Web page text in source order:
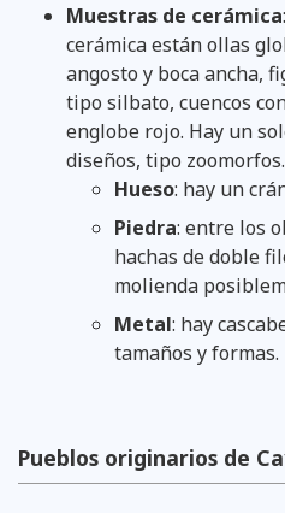
Muestras de cerámica
cerámica están ollas
angosto y boca ancha,
tipo silbato, cuencos
englobe rojo. Hay un
diseños, tipo zoomorfos.
Hueso: hay un
Piedra: entre los
hachas de doble
molienda
Metal: hay
tamaños y formas.
Pueblos originarios de